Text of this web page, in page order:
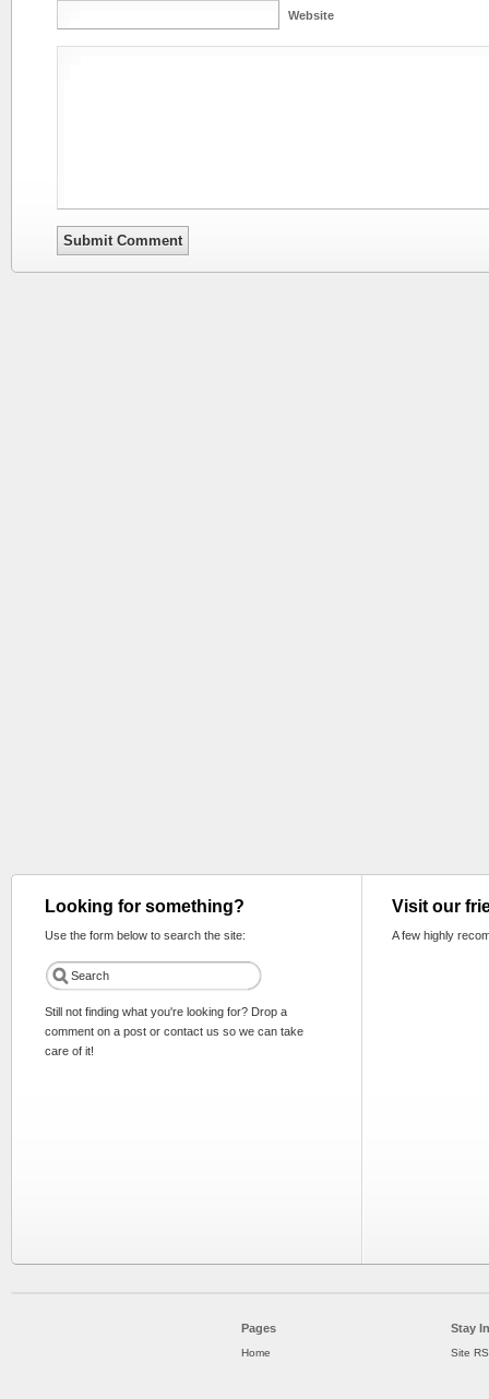
Website
Looking for something?
Use the form below to search the site:
Still not finding what you're looking for? Drop a
comment on a post or contact us so we can take
care of it!
Visit our
A few highly
Pages
Home
Stay
Site